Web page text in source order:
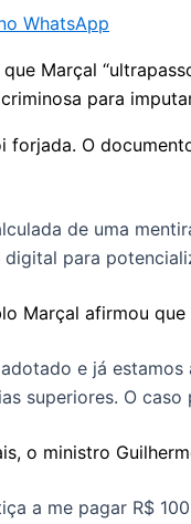
WhatsApp
Marçal
criminosa para
forjada. O
de uma
para
Marçal afirmou
e já
superiores. O
o ministro
a me pagar R$